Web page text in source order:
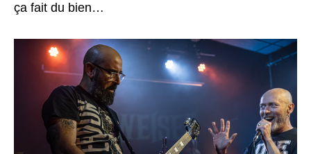
ça fait du bien…